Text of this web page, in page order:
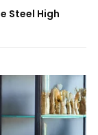
Steel High